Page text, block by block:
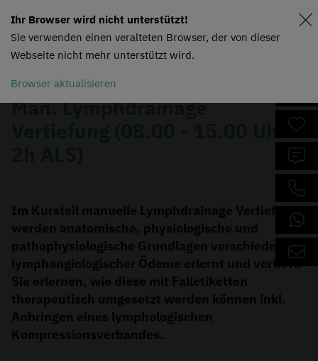
Man. Lymphdrainage
Vertiefung (08.00 - 15.00 Uhr &
Im Kursteil manuelle Lymphdrainage Vertiefung
werden anatomische, physiologische und
pathophysiologische Grundlagen verschiedener
lymphangiologischer Ödeme erlernt und vertieft.
Sie erlernen, wie diese mit Falletiketten
therapeutisch umgesetzt werden können inkl.
Anbringen eines lymphologischen
Kompressionsverbandes.
Ihr Browser wird nicht unterstützt!
Sie verwenden einen veralteten Browser, der von dieser
Webseite nicht mehr unterstützt wird.
Browser aktualisieren